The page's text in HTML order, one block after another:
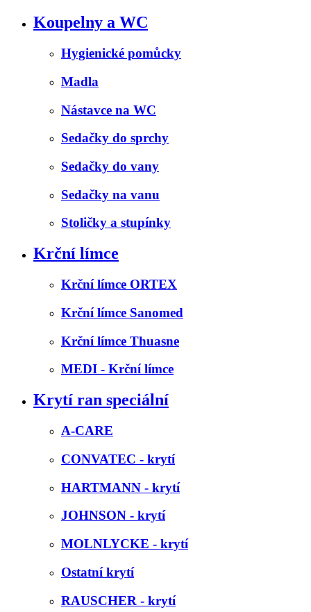
Koupelny a WC
Hygienické pomůcky
Madla
Nástavce na WC
Sedačky do sprchy
Sedačky do vany
Sedačky na vanu
Stoličky a stupínky
Krční límce
Krční límce ORTEX
Krční límce Sanomed
Krční límce Thuasne
MEDI - Krční límce
Krytí ran speciální
A-CARE
CONVATEC - krytí
HARTMANN - krytí
JOHNSON - krytí
MOLNLYCKE - krytí
Ostatní krytí
RAUSCHER - krytí